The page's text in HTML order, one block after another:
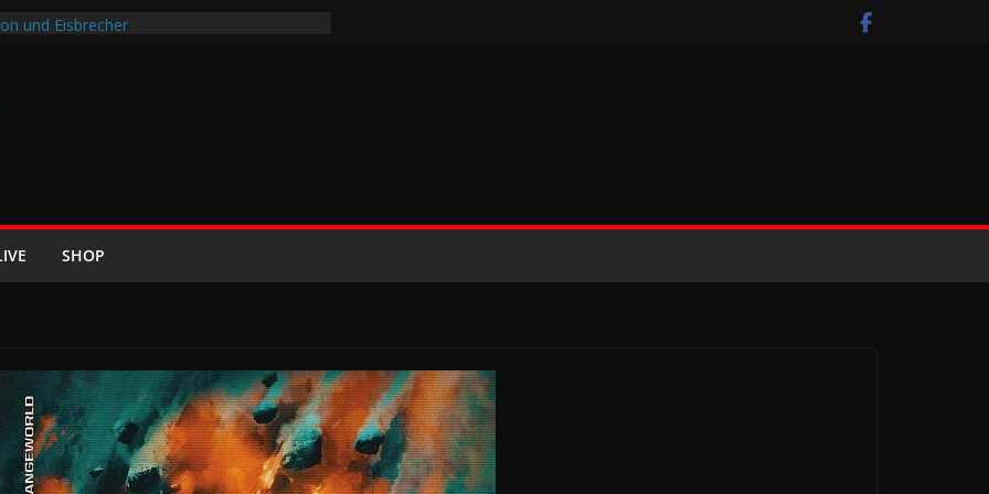
2026 u.a. mit Helloween, In Flames,
auch noch auf meinem Sterbebett
Rockfestival 2026 lädt vom bis 22.
ins Wikingerland Haddeby
im Sommer 2026 mit den Nightwish
die europäischen Bühnen
SHOP